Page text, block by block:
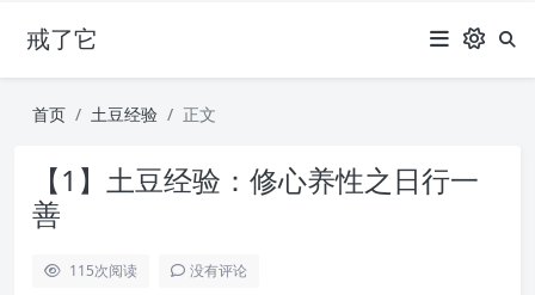
戒了它
首页 土豆经验 正文
【1】土豆经验：修心养性之日行一
善
115次阅读 没有评论